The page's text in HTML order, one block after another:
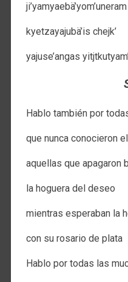
ji’yamyaebä’yom’uneram
kyetzayajubä’is chejk’
yajuse’angas
Hablo también por
que nunca conocieron
aquellas que apagaron
la hoguera del deseo
mientras esperaban la
con su rosario de plata
Hablo por todas las